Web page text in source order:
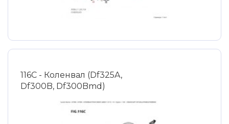
116C - Коленвал (Df325A,
Df300B, Df300Bmd)